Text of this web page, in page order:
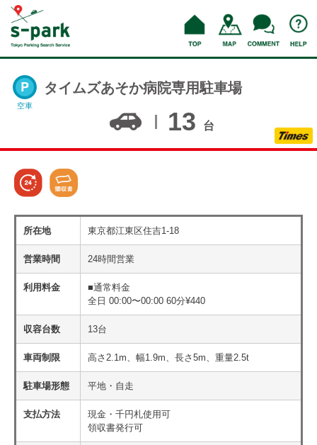
空車
タイムズあそか病院専用駐車場
13 台
所在地 東京都江東区住吉1-18
営業時間 24時間営業
利用料金
■通常料金
全日 00:00〜00:00 60分¥440
収容台数 13台
車両制限 高さ2.1m、幅1.9m、長さ5m、重量2.5t
駐車場形態 平地・自走
支払方法
現金・千円札使用可
領収書発行可